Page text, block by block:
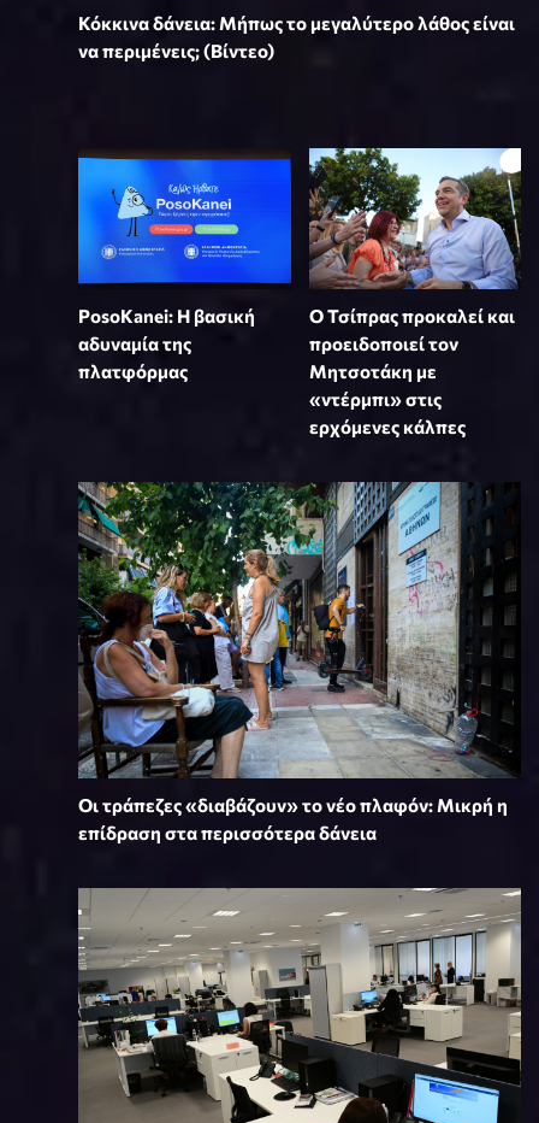
Κόκκινα δάνεια: Μήπως το μεγαλύτερο λάθος είναι
να περιμένεις; (Βίντεο)
PosoKanei: Η βασική
αδυναμία της
πλατφόρμας
Ο Τσίπρας προκαλεί και
προειδοποιεί τον
Μητσοτάκη με
«ντέρμπι» στις
ερχόμενες κάλπες
Οι τράπεζες «διαβάζουν» το νέο πλαφόν: Μικρή η
επίδραση στα περισσότερα δάνεια